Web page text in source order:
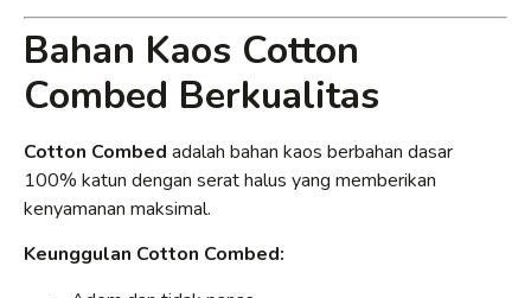
Bahan Kaos Cotton
Combed Berkualitas
Cotton Combed adalah bahan kaos berbahan dasar
100% katun dengan serat halus yang memberikan
kenyamanan maksimal.
Keunggulan Cotton Combed: